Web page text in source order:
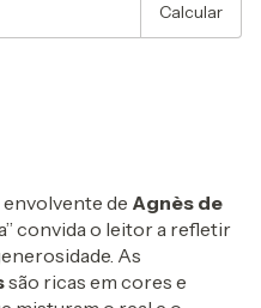
Calcular
envolvente de Agnès de
convida o leitor a refletir
As
são ricas em cores e